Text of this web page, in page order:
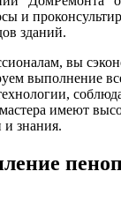
и
зданий.
вы
выполнение
имеют
знания.